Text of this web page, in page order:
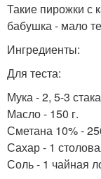
Такие пирожки с
бабушка - мало
Ингредиенты:
Для теста:
Мука - 2, 5-3
Масло - 150 г.
Сметана 10% -
Сахар - 1
Соль - 1 чайная